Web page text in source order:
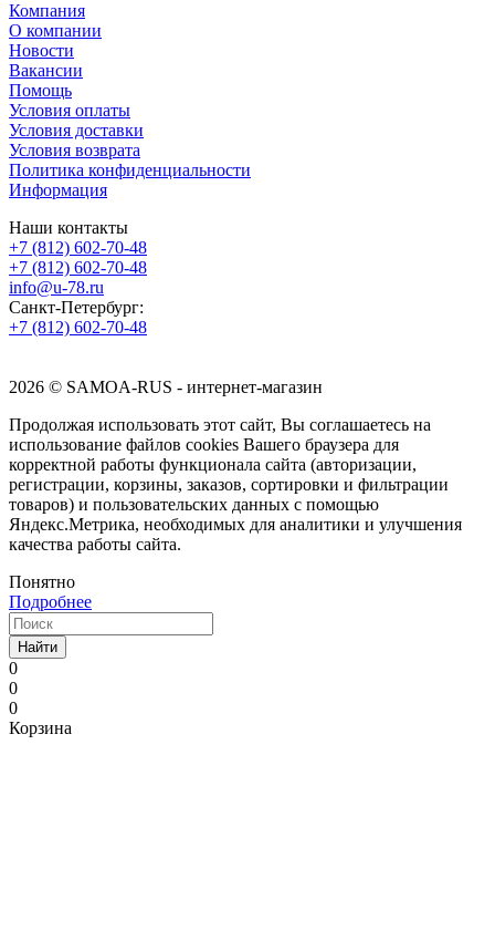
Компания
О компании
Новости
Вакансии
Помощь
Условия оплаты
Условия доставки
Условия возврата
Политика конфиденциальности
Информация
Наши контакты
+7 (812) 602-70-48
+7 (812) 602-70-48
info@u-78.ru
Санкт-Петербург:
+7 (812) 602-70-48
2026 © SAMOA-RUS - интернет-магазин
Продолжая использовать этот сайт, Вы соглашаетесь на
использование файлов cookies Вашего браузера для
корректной работы функционала сайта (авторизации,
регистрации, корзины, заказов, сортировки и фильтрации
товаров) и пользовательских данных с помощью
Яндекс.Метрика, необходимых для аналитики и улучшения
качества работы сайта.
Понятно
Подробнее
Найти
0
0
0
Корзина